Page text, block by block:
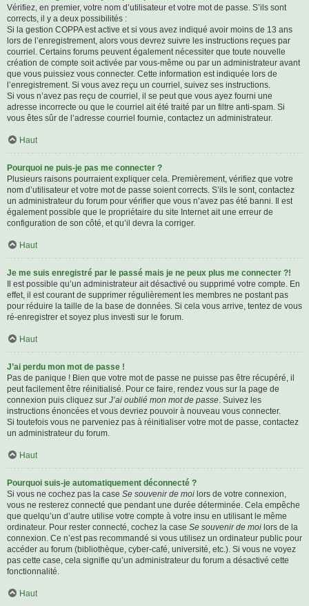
Vérifiez, en premier, votre nom d’utilisateur et votre mot de passe. S’ils sont
corrects, il y a deux possibilités :
Si la gestion COPPA est active et si vous avez indiqué avoir moins de 13 ans
lors de l’enregistrement, alors vous devrez suivre les instructions reçues par
courriel. Certains forums peuvent également nécessiter que toute nouvelle
création de compte soit activée par vous-même ou par un administrateur avant
que vous puissiez vous connecter. Cette information est indiquée lors de
l’enregistrement. Si vous avez reçu un courriel, suivez ses instructions.
Si vous n’avez pas reçu de courriel, il se peut que vous ayez fourni une
adresse incorrecte ou que le courriel ait été traité par un filtre anti-spam. Si
vous êtes sûr de l’adresse courriel fournie, contactez un administrateur.
Haut
Pourquoi ne puis-je pas me connecter ?
Plusieurs raisons pourraient expliquer cela. Premièrement, vérifiez que votre
nom d’utilisateur et votre mot de passe soient corrects. S’ils le sont, contactez
un administrateur du forum pour vérifier que vous n’avez pas été banni. Il est
également possible que le propriétaire du site Internet ait une erreur de
configuration de son côté, et qu’il devra la corriger.
Haut
Je me suis enregistré par le passé mais je ne peux plus me connecter ?!
Il est possible qu’un administrateur ait désactivé ou supprimé votre compte. En
effet, il est courant de supprimer régulièrement les membres ne postant pas
pour réduire la taille de la base de données. Si cela vous arrive, tentez de vous
ré-enregistrer et soyez plus investi sur le forum.
Haut
J’ai perdu mon mot de passe !
Pas de panique ! Bien que votre mot de passe ne puisse pas être récupéré, il
peut facilement être réinitialisé. Pour ce faire, rendez vous sur la page de
connexion puis cliquez sur J’ai oublié mon mot de passe. Suivez les
instructions énoncées et vous devriez pouvoir à nouveau vous connecter.
Si toutefois vous ne parveniez pas à réinitialiser votre mot de passe, contactez
un administrateur du forum.
Haut
Pourquoi suis-je automatiquement déconnecté ?
Si vous ne cochez pas la case Se souvenir de moi lors de votre connexion,
vous ne resterez connecté que pendant une durée déterminée. Cela empêche
que quelqu’un d’autre utilise votre compte à votre insu en utilisant le même
ordinateur. Pour rester connecté, cochez la case Se souvenir de moi lors de la
connexion. Ce n’est pas recommandé si vous utilisez un ordinateur public pour
accéder au forum (bibliothèque, cyber-café, université, etc.). Si vous ne voyez
pas cette case, cela signifie qu’un administrateur du forum a désactivé cette
fonctionnalité.
Haut